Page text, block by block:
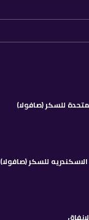
للسكر (صافولا)
للسكر (صافولا)